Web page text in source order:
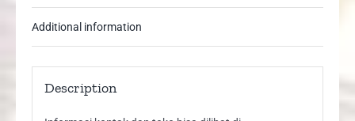
Additional information
Description